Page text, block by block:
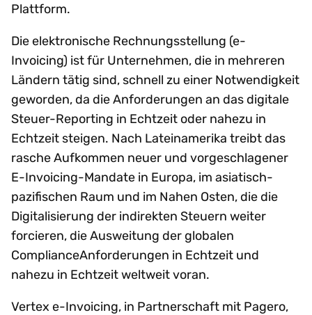
Plattform.
Die elektronische Rechnungsstellung (e-
Invoicing) ist für Unternehmen, die in mehreren
Ländern tätig sind, schnell zu einer Notwendigkeit
geworden, da die Anforderungen an das digitale
Steuer-Reporting in Echtzeit oder nahezu in
Echtzeit steigen. Nach Lateinamerika treibt das
rasche Aufkommen neuer und vorgeschlagener
E-Invoicing-Mandate in Europa, im asiatisch-
pazifischen Raum und im Nahen Osten, die die
Digitalisierung der indirekten Steuern weiter
forcieren, die Ausweitung der globalen
ComplianceAnforderungen in Echtzeit und
nahezu in Echtzeit weltweit voran.
Vertex e-Invoicing, in Partnerschaft mit Pagero,